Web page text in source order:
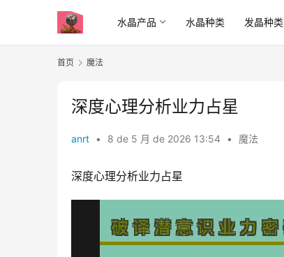
水晶产品 水晶种类 发晶种类
首页 魔法
深度心理分析业力占星
anrt • 8 de 5 月 de 2026 13:54 • 魔法
深度心理分析业力占星